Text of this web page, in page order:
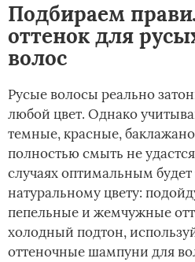
Подбираем
оттенок для
волос
Русые волосы реально
любой цвет. Однако
темные, красные,
полностью смыть не
случаях оптимальным
натуральному цвету:
пепельные и жемчужные
холодный подтон,
оттеночные шампуни для